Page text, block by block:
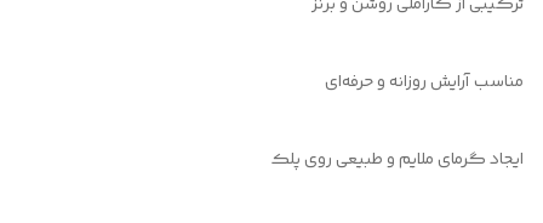
مناسب آرایش روزانه و حرفه‌ای
ایجاد گرمای ملایم و طبیعی روی پلک